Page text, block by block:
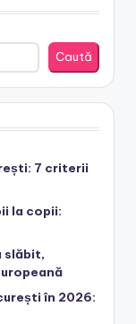
Caută
7 criterii
la copii:
slăbit,
în 2026: